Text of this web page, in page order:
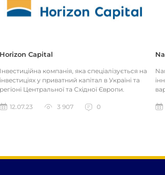
Horizon Capital
Інвестиційна компанія, яка спеціалізується на
інвестиціях у приватний капітал в Україні та
регіоні Центральної та Східної Європи.
12.07.23
3 907 0